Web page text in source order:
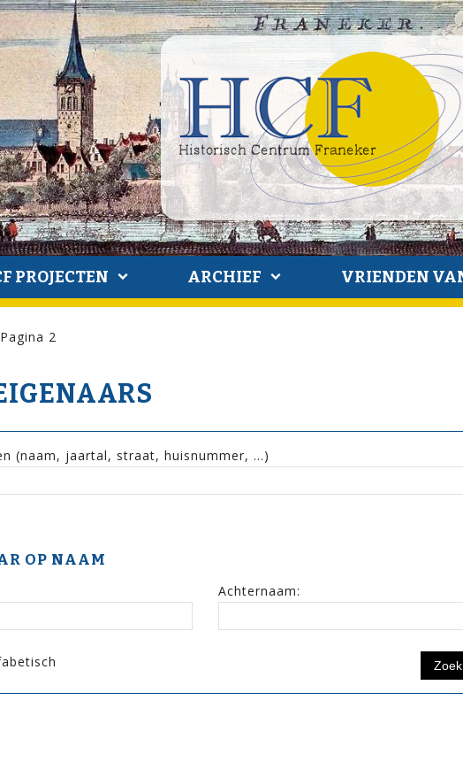
PROJECTEN ARCHIEF VRIENDEN
Pagina 2
(naam, jaartal, straat, huisnummer, …)
OP NAAM
Achternaam: